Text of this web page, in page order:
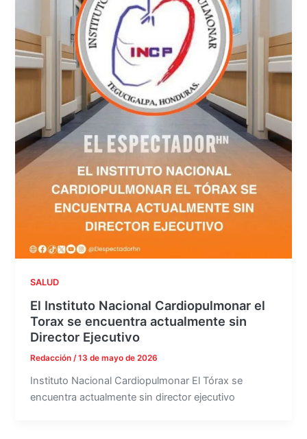
SALUD
El Instituto Nacional Cardiopulmonar el
Torax se encuentra actualmente sin
Director Ejecutivo
Redacción/13 de mayo de 2026
Instituto Nacional Cardiopulmonar El Tórax se
encuentra actualmente sin director ejecutivo